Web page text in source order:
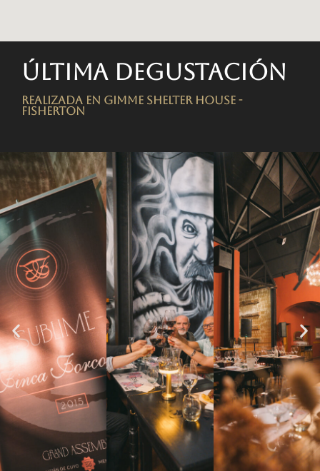
Última degustación
Realizada en Gimme Shelter House -
FISHERTON